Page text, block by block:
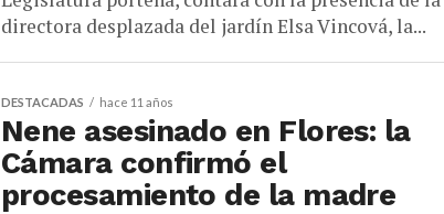
directora desplazada del jardín Elsa Vincová, la...
DESTACADAS hace 11 años
Nene asesinado en Flores: la
Cámara confirmó el
procesamiento de la madre